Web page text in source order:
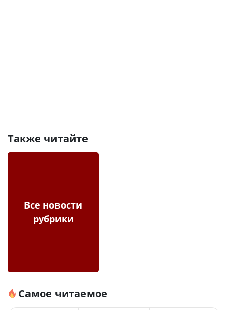
Также читайте
Все новости
рубрики
Самое читаемое